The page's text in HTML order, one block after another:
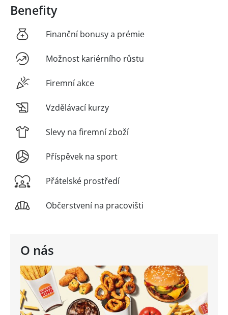
O nás
Benefity
Finanční bonusy a prémie
Možnost kariérního růstu
Firemní akce
Vzdělávací kurzy
Slevy na firemní zboží
Příspěvek na sport
Přátelské prostředí
Občerstvení na pracovišti